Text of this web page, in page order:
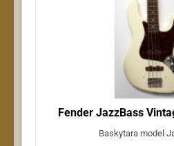
Fender JazzBass
Baskytara model